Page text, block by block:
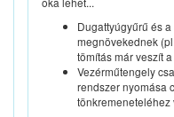
Dugattyúgyűrű és
megnövekednek
tömítás már veszít
Vezérműtengely
rendszer nyomása
tönkremeneteléhez